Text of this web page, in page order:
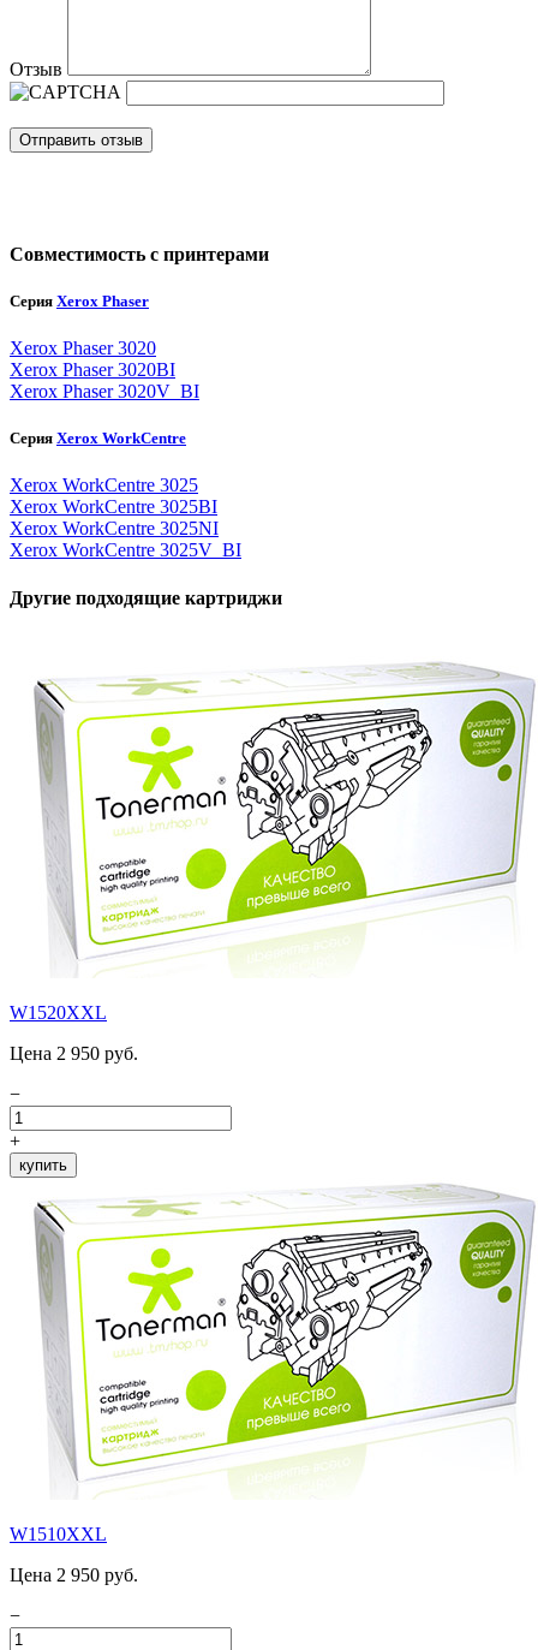
Отзыв
Отправить отзыв
Совместимость с принтерами
Серия Xerox Phaser
Xerox Phaser 3020
Xerox Phaser 3020BI
Xerox Phaser 3020V_BI
Серия Xerox WorkCentre
Xerox WorkCentre 3025
Xerox WorkCentre 3025BI
Xerox WorkCentre 3025NI
Xerox WorkCentre 3025V_BI
Другие подходящие картриджи
W1520XXL
Цена 2 950 руб.
−
+
купить
W1510XXL
Цена 2 950 руб.
−